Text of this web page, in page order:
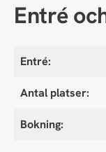
Entré
Entré:
Antal platser:
Bokning: